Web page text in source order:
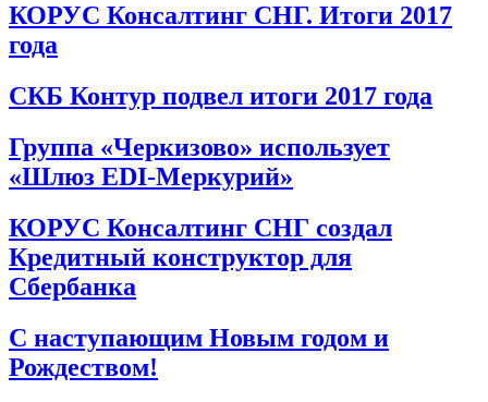
КОРУС Консалтинг СНГ. Итоги 2017
года
СКБ Контур подвел итоги 2017 года
Группа «Черкизово» использует
«Шлюз EDI-Меркурий»
КОРУС Консалтинг СНГ создал
Кредитный конструктор для
Сбербанка
С наступающим Новым годом и
Рождеством!